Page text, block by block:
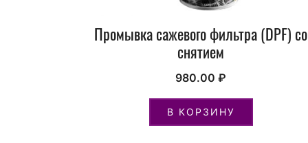
Промывка сажевого фильтра (DPF) со
снятием
980.00 ₽
В КОРЗИНУ